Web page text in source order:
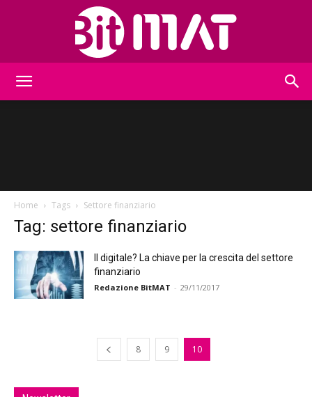
Home Tags Settore finanziario
Tag: settore finanziario
Il digitale? La chiave per la crescita del settore
finanziario
Redazione BitMAT - 29/11/2017
8 9 10